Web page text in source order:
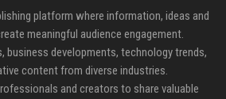
platform where information, ideas and
meaningful audience engagement.
business developments, technology trends,
content from diverse industries.
and creators to share valuable